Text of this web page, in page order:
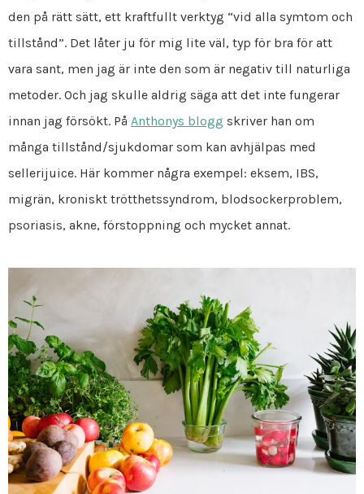
den på rätt sätt, ett kraftfullt verktyg “vid alla symtom och
tillstånd”. Det låter ju för mig lite väl, typ för bra för att
vara sant, men jag är inte den som är negativ till naturliga
metoder. Och jag skulle aldrig säga att det inte fungerar
innan jag försökt. På Anthonys blogg skriver han om
många tillstånd/sjukdomar som kan avhjälpas med
sellerijuice. Här kommer några exempel: eksem, IBS,
migrän, kroniskt trötthetssyndrom, blodsockerproblem,
psoriasis, akne, förstoppning och mycket annat.